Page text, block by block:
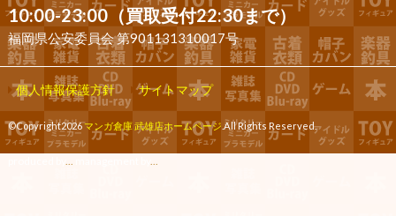
10:00-23:00（買取受付22:30まで）
福岡県公安委員会 第901131310017号
個人情報保護方針 サイトマップ
©Copyright2026マンガ倉庫 武雄店ホームページ .All Rights Reserved.